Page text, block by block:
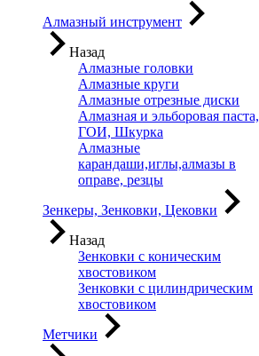
Алмазный инструмент
Назад
Алмазные головки
Алмазные круги
Алмазные отрезные диски
Алмазная и эльборовая паста,
ГОИ, Шкурка
Алмазные
карандаши,иглы,алмазы в
оправе, резцы
Зенкеры, Зенковки, Цековки
Назад
Зенковки с коническим
хвостовиком
Зенковки с цилиндрическим
хвостовиком
Метчики